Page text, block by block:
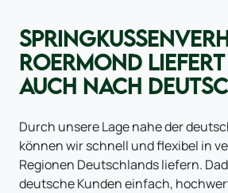
ROERMOND
AUCH NACH
Durch unsere Lage nahe der
können wir schnell und flexibel in
Regionen Deutschlands liefern.
deutsche Kunden einfach,